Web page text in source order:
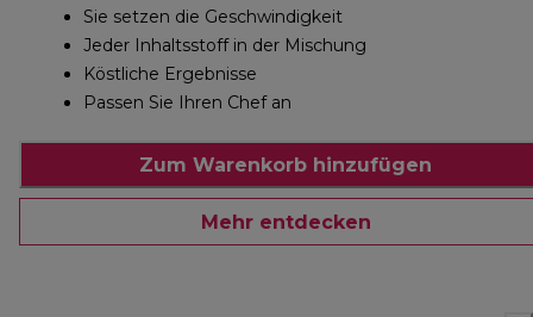
Sie setzen die Geschwindigkeit
Jeder Inhaltsstoff in der Mischung
Köstliche Ergebnisse
Passen Sie Ihren Chef an
Zum Warenkorb hinzufügen
Mehr entdecken